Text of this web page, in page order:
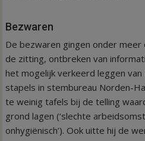
Bezwaren
De bezwaren gingen onder
de zitting, ontbreken van
het mogelijk verkeerd leggen
stapels in stembureau Norden-
te weinig tafels bij de telling
grond lagen (‘slechte
onhygiënisch’). Ook uitte hij de